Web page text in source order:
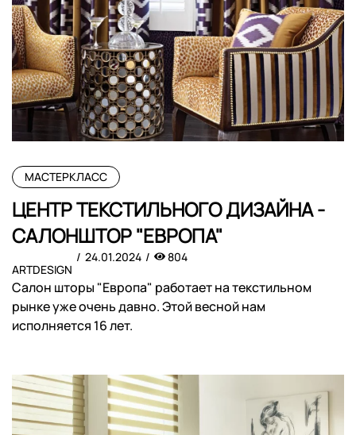
МАСТЕРКЛАСС
ЦЕНТР ТЕКСТИЛЬНОГО ДИЗАЙНА -
САЛОНШТОР "ЕВРОПА"
ARTDESIGN
24.01.2024 804
Салон шторы "Европа" работает на текстильном
рынке уже очень давно. Этой весной нам
исполняется 16 лет.